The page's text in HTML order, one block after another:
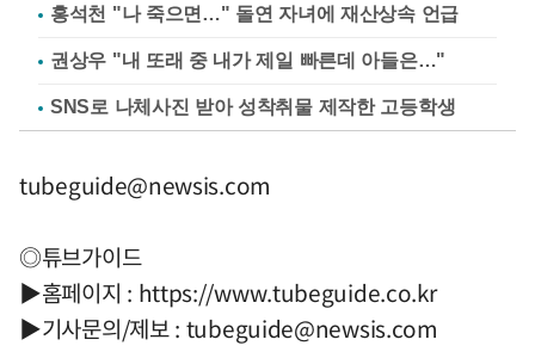
홍석천 "나 죽으면…" 돌연 자녀에 재산상속 언급
권상우 "내 또래 중 내가 제일 빠른데 아들은…"
SNS로 나체사진 받아 성착취물 제작한 고등학생
tubeguide@newsis.com
◎튜브가이드
▶홈페이지 : https://www.tubeguide.co.kr
▶기사문의/제보 : tubeguide@newsis.com